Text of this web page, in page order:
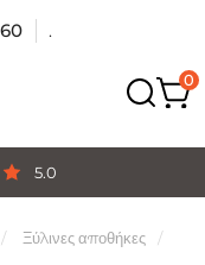
5.0
.
Ξύλινες αποθήκες